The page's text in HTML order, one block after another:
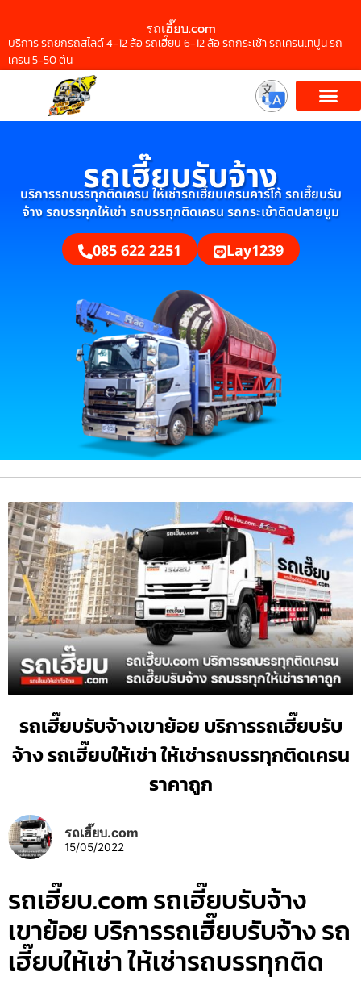
รถเฮี๊ยบ.com
บริการ รถยกรถสไลด์ 4-12 ล้อ รถเฮี๊ยบ 6-12 ล้อ รถกระเช้า รถเครนเทปูน รถ
เครน 5-50 ตัน
รถเฮี๊ยบรับจ้าง
บริการรถบรรทุกติดเครน ให้เช่ารถเฮี๊ยบเครนคาร์โก้ รถเฮี๊ยบรับ
จ้าง รถบรรทุกให้เช่า รถบรรทุกติดเครน รถกระเช้าติดปลายบูม
085 622 2251 Lay1239
รถเฮี๊ยบรับจ้างเขาย้อย บริการรถเฮี๊ยบรับ
จ้าง รถเฮี๊ยบให้เช่า ให้เช่ารถบรรทุกติดเครน
ราคาถูก
รถเฮี๊ยบ.com
15/05/2022
รถเฮี๊ยบ.com รถเฮี๊ยบรับจ้าง
เขาย้อย บริการรถเฮี๊ยบรับจ้าง รถ
เฮี๊ยบให้เช่า ให้เช่ารถบรรทุกติด